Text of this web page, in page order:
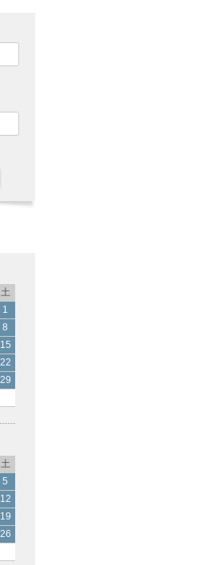
土
1
8
15
22
29
土
5
12
19
26